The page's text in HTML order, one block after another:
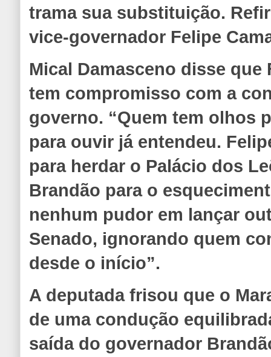
trama sua substituição.
vice-governador Felipe
Mical Damasceno disse que
tem compromisso com a
governo. “Quem tem olhos
para ouvir já entendeu.
para herdar o Palácio dos
Brandão para o
nenhum pudor em lançar
Senado, ignorando quem
desde o início”.
A deputada frisou que o
de uma condução
saída do governador